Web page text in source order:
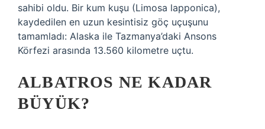
sahibi oldu. Bir kum kuşu (Limosa lapponica),
kaydedilen en uzun kesintisiz göç uçuşunu
tamamladı: Alaska ile Tazmanya’daki Ansons
Körfezi arasında 13.560 kilometre uçtu.
ALBATROS NE KADAR
BÜYÜK?